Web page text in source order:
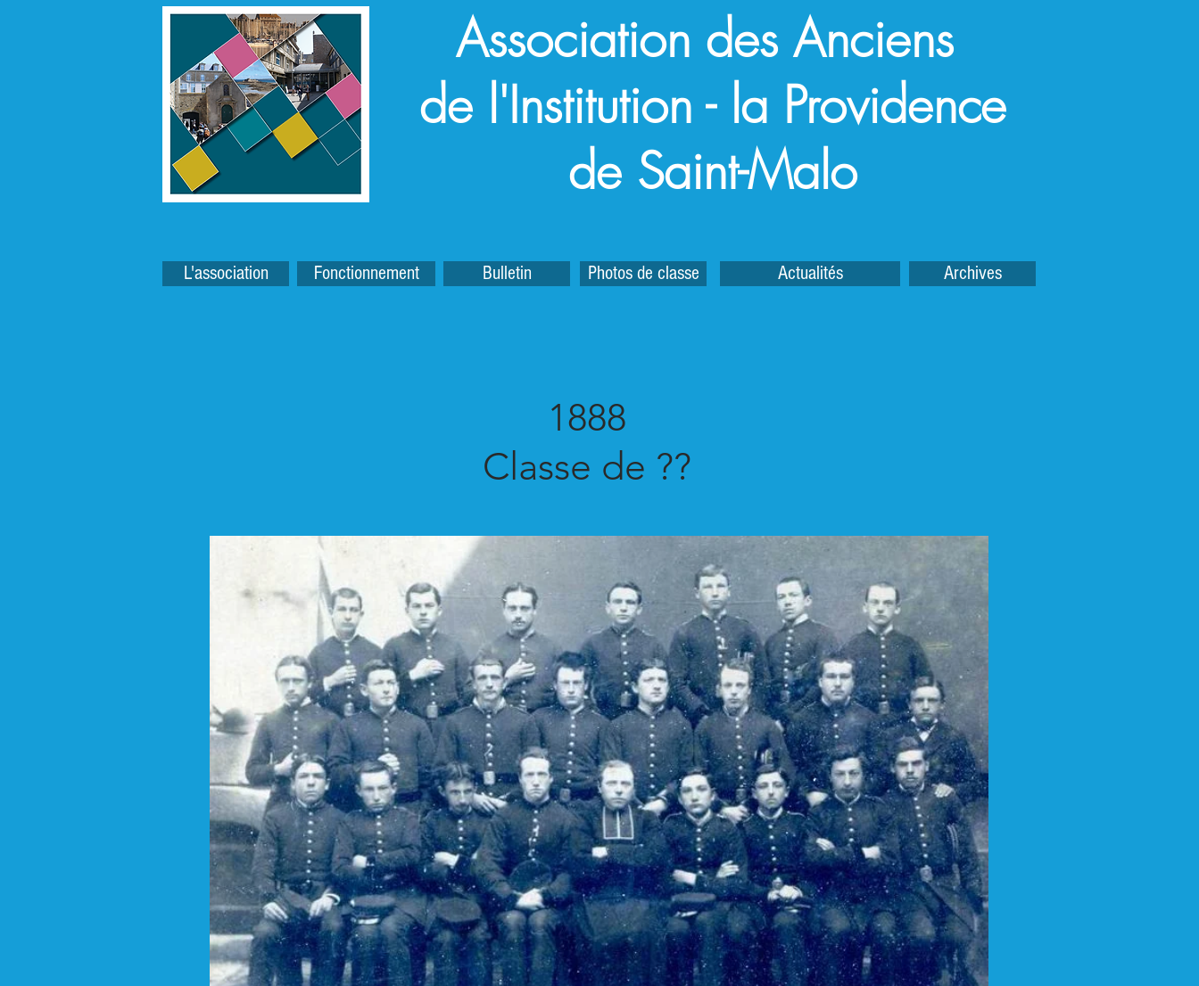
Association des Anciens
de l'Institution - la Providence
de Saint-Malo
L'association Fonctionnement Bulletin Photos de classe Actualités Archives
1888
Classe de ??